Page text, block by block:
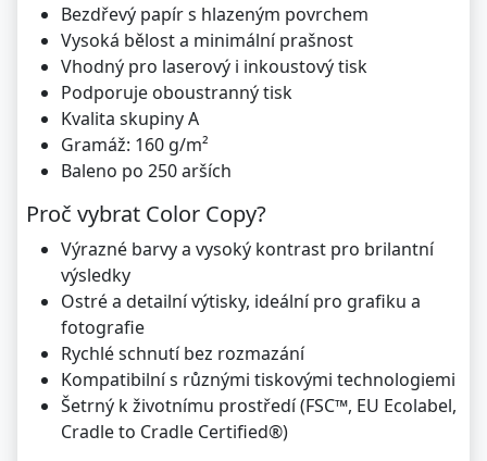
Bezdřevý papír s hlazeným povrchem
Vysoká bělost a minimální prašnost
Vhodný pro laserový i inkoustový tisk
Podporuje oboustranný tisk
Kvalita skupiny A
Gramáž: 160 g/m²
Baleno po 250 arších
Proč vybrat Color Copy?
Výrazné barvy a vysoký kontrast pro brilantní
výsledky
Ostré a detailní výtisky, ideální pro grafiku a
fotografie
Rychlé schnutí bez rozmazání
Kompatibilní s různými tiskovými technologiemi
Šetrný k životnímu prostředí (FSC™, EU Ecolabel,
Cradle to Cradle Certified®)